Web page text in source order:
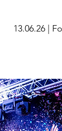
13.06.26 |